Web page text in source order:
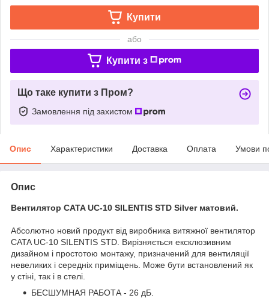
Купити
або
Купити з
Що таке купити з Пром?
Замовлення під захистом
Опис Характеристики Доставка Оплата Умови
Опис
Вентилятор CATA UC-10 SILENTIS STD Silver матовий.
Абсолютно новий продукт від виробника витяжної вентилятор
CATA UC-10 SILENTIS STD. Вирізняється ексклюзивним
дизайном і простотою монтажу, призначений для вентиляції
невеликих і середніх приміщень. Може бути встановлений як
у стіні, так і в стелі.
БЕСШУМНАЯ РАБОТА - 26 дБ.